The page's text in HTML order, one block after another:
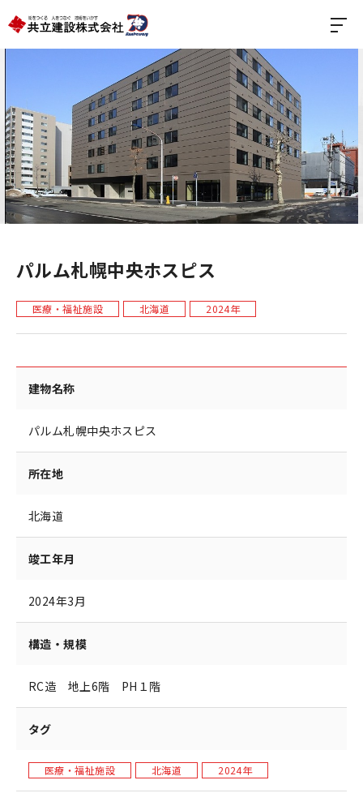
パルム札幌中央ホスピス
医療・福祉施設 北海道 2024年
建物名称
パルム札幌中央ホスピス
所在地
北海道
竣工年月
2024年3月
構造・規模
RC造 地上6階 PH１階
タグ
医療・福祉施設 北海道 2024年